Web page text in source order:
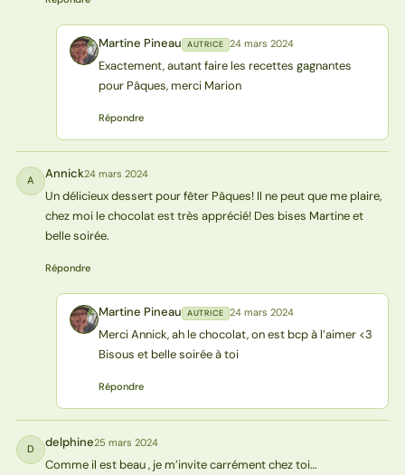
MP Martine Pineau AUTRICE 24 mars 2024
Exactement, autant faire les recettes gagnantes
pour Pâques, merci Marion
Répondre
A Annick24 mars 2024
Un délicieux dessert pour fêter Pâques! Il ne peut que me plaire,
chez moi le chocolat est très apprécié! Des bises Martine et
belle soirée.
Répondre
MP Martine Pineau AUTRICE 24 mars 2024
Merci Annick, ah le chocolat, on est bcp à l’aimer <3
Bisous et belle soirée à toi
Répondre
D delphine25 mars 2024
Comme il est beau , je m’invite carrément chez toi…